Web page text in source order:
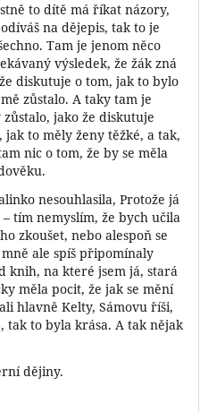
to dítě má říkat názory,
na dějepis, tak to je
Tam je jenom něco
výsledek, že žák zná
diskutuje o tom, jak to bylo
zůstalo. A taky tam je
jako že diskutuje
to měly ženy těžké, a tak,
nic o tom, že by se měla
nesouhlasila, Protože já
tím nemyslím, že bych učila
zkoušet, nebo alespoň se
ale spíš připomínaly
knih, na které jsem já, stará
měla pocit, že jak se mění
hlavně Kelty, Sámovu říši,
tak to byla krása. A tak nějak
dějiny.